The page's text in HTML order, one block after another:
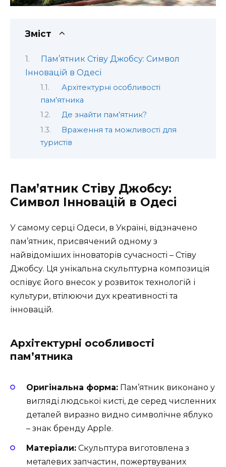
Зміст
Пам’ятник Стіву Джобсу: Символ
Інновацій в Одесі
Архітектурні особливості
пам’ятника
Де знайти пам’ятник?
Враження та можливості для
туристів
Пам’ятник Стіву Джобсу:
Символ Інновацій в Одесі
У самому серці Одеси, в Україні, відзначено
пам’ятник, присвячений одному з
найвідоміших інноваторів сучасності – Стіву
Джобсу. Ця унікальна скульптурна композиція
оспівує його внесок у розвиток технологій і
культури, втілюючи дух креативності та
інновацій.
Архітектурні особливості
пам’ятника
Оригінальна форма: Пам’ятник виконано у
вигляді людської кисті, де серед численних
деталей виразно видно символічне яблуко
– знак бренду Apple.
Матеріали: Скульптура виготовлена з
металевих запчастин, пожертвуваних